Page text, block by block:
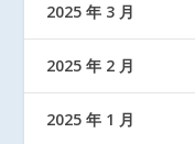
2025 年 3 月
2025 年 2 月
2025 年 1 月